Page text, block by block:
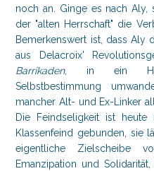
noch an. Ginge es nach
der "alten Herrschaft" die
Bemerkenswert ist, dass Aly
aus Delacroix'
Barrikaden, in ein
Selbstbestimmung
mancher Alt- und Ex-Linker
Die Feindseligkeit ist
Klassenfeind gebunden, sie
eigentliche Zielscheibe
Emanzipation und